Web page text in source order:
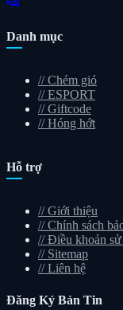
Danh mục
// Chém gió
// ESPORT
// Giftcode
// Hóng hớt
Hỗ trợ
// Giới thiệu
// Chính sách
// Điều khoản sử
// Sitemap
// Liên hệ
Đăng Ký Bản Tin